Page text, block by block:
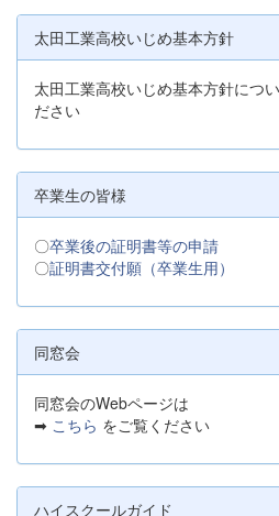
太田工業高校いじめ基本方針
太田工業高校いじめ基本方針につ
ださい
卒業生の皆様
〇卒業後の証明書等の申請
〇証明書交付願（卒業生用）
同窓会
同窓会のWebページは
➡ こちら をご覧ください
ハイスクールガイド